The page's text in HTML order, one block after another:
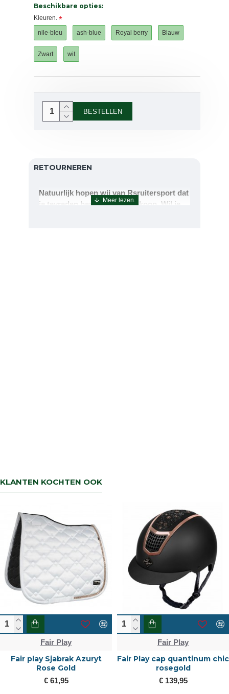
Beschikbare opties:
Kleuren.
nile-bleu ash-blue Royal berry Blauw
Zwart wit
BESTELLEN
RETOURNEREN
Natuurlijk hopen wij van Rsruitersport dat
je tevreden bent met uw aankoop. Wil je
KLANTEN KOCHTEN OOK
Fair Play
Fair play Sjabrak Azuryt
Rose Gold
€ 61,95
Fair Play
Fair Play cap quantinum chic
rosegold
€ 139,95